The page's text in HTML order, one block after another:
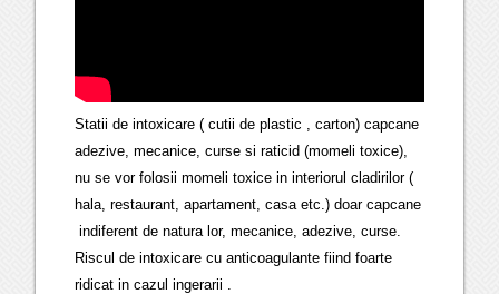
Statii de intoxicare ( cutii de plastic , carton) capcane
adezive, mecanice, curse si raticid (momeli toxice),
nu se vor folosii momeli toxice in interiorul cladirilor (
hala, restaurant, apartament, casa etc.) doar capcane
indiferent de natura lor, mecanice, adezive, curse.
Riscul de intoxicare cu anticoagulante fiind foarte
ridicat in cazul ingerarii .